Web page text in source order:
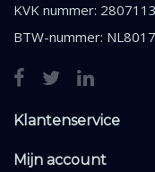
KVK nummer:
BTW-nummer:
Klantenservice
Mijn account